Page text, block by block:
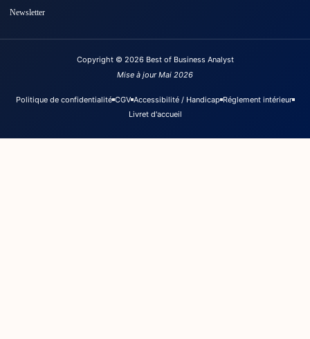
Newsletter
Copyright © 2026 Best of Business Analyst
Mise à jour Mai 2026
Politique de confidentialité CGV Accessibilité / Handicap Réglement intérieur
Livret d'accueil